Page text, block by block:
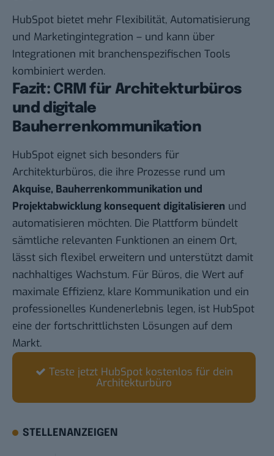
HubSpot bietet mehr Flexibilität, Automatisierung
und Marketingintegration – und kann über
Integrationen mit branchenspezifischen Tools
kombiniert werden.
Fazit: CRM für Architekturbüros
und digitale
Bauherrenkommunikation
HubSpot eignet sich besonders für
Architekturbüros, die ihre Prozesse rund um
Akquise, Bauherrenkommunikation und
Projektabwicklung konsequent digitalisieren und
automatisieren möchten. Die Plattform bündelt
sämtliche relevanten Funktionen an einem Ort,
lässt sich flexibel erweitern und unterstützt damit
nachhaltiges Wachstum. Für Büros, die Wert auf
maximale Effizienz, klare Kommunikation und ein
professionelles Kundenerlebnis legen, ist HubSpot
eine der fortschrittlichsten Lösungen auf dem
Markt.
Teste jetzt HubSpot kostenlos für dein
Architekturbüro
STELLENANZEIGEN